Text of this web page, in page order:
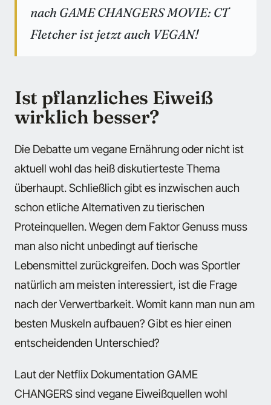
nach GAME CHANGERS MOVIE: CT
Fletcher ist jetzt auch VEGAN!
Ist pflanzliches Eiweiß
wirklich besser?
Die Debatte um vegane Ernährung oder nicht ist
aktuell wohl das heiß diskutierteste Thema
überhaupt. Schließlich gibt es inzwischen auch
schon etliche Alternativen zu tierischen
Proteinquellen. Wegen dem Faktor Genuss muss
man also nicht unbedingt auf tierische
Lebensmittel zurückgreifen. Doch was Sportler
natürlich am meisten interessiert, ist die Frage
nach der Verwertbarkeit. Womit kann man nun am
besten Muskeln aufbauen? Gibt es hier einen
entscheidenden Unterschied?
Laut der Netflix Dokumentation GAME
CHANGERS sind vegane Eiweißquellen wohl